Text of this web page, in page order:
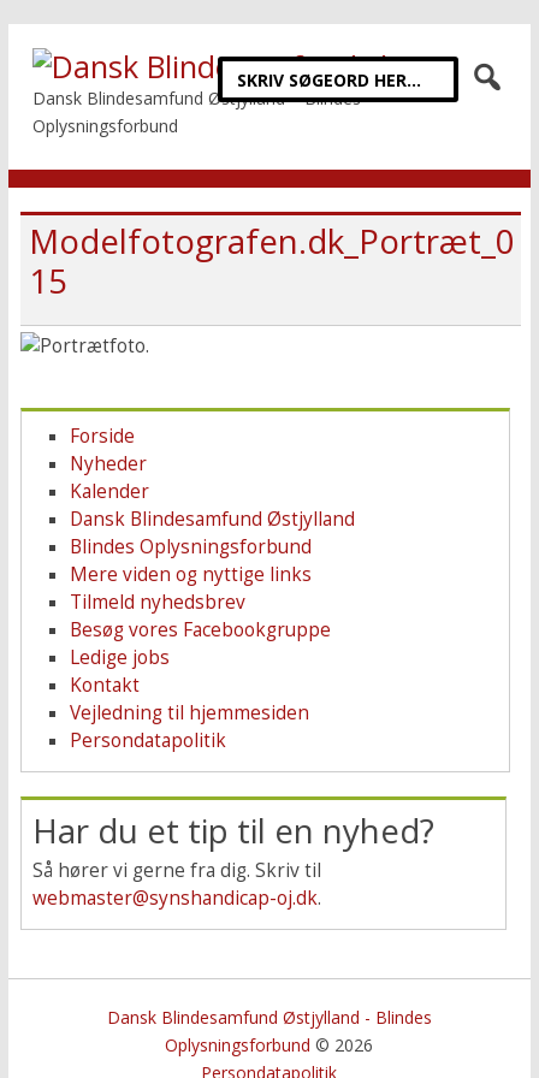
Dansk Blindesamfund Østjylland – Blindes
Oplysningsforbund
Modelfotografen.dk_Portræt_0
15
Forside
Nyheder
Kalender
Dansk Blindesamfund Østjylland
Blindes Oplysningsforbund
Mere viden og nyttige links
Tilmeld nyhedsbrev
Besøg vores Facebookgruppe
Ledige jobs
Kontakt
Vejledning til hjemmesiden
Persondatapolitik
Har du et tip til en nyhed?
Så hører vi gerne fra dig. Skriv til
webmaster@synshandicap-oj.dk.
Dansk Blindesamfund Østjylland - Blindes
Oplysningsforbund © 2026
Persondatapolitik